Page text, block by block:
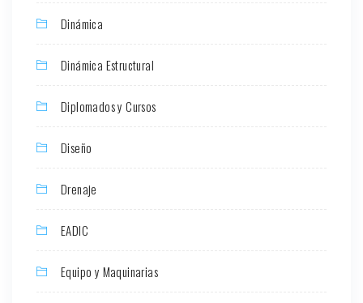
Dinámica
Dinámica Estructural
Diplomados y Cursos
Diseño
Drenaje
EADIC
Equipo y Maquinarias